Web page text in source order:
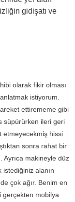
gidişatı ve
olarak fikir olması
istiyorum.
ettirememe gibi
süpürürken ileri geri
etmeyecekmiş hissi
sonra rahat bir
Ayrıca makineyle düz
alanın
çok ağır. Benim en
gerçekten mobilya